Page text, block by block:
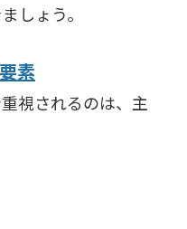
しょう。
素
視されるのは、主